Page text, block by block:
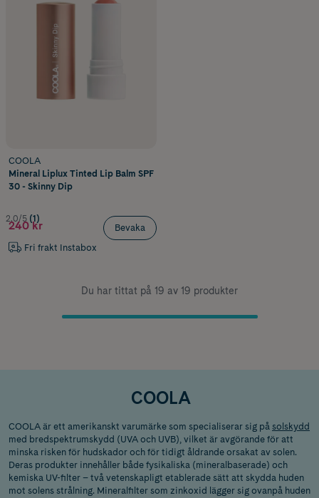
COOLA
Mineral Liplux Tinted Lip Balm SPF
30 - Skinny Dip
2.0/5 (1)
240 kr
Fri frakt Instabox
Bevaka
Du har tittat på 19 av 19 produkter
COOLA
COOLA är ett amerikanskt varumärke som specialiserar sig på solskydd
med bredspektrumskydd (UVA och UVB), vilket är avgörande för att
minska risken för hudskador och för tidigt åldrande orsakat av solen.
Deras produkter innehåller både fysikaliska (mineralbaserade) och
kemiska UV-filter – två vetenskapligt etablerade sätt att skydda huden
mot solens strålning. Mineralfilter som zinkoxid lägger sig ovanpå huden